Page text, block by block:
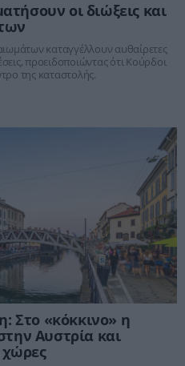
οι διώξεις και
καταγγέλλουν αυθαίρετες
προειδοποιώντας ότι Κούρδοι
της καταστολής.
Στο «κόκκινο» η
Αυστρία και